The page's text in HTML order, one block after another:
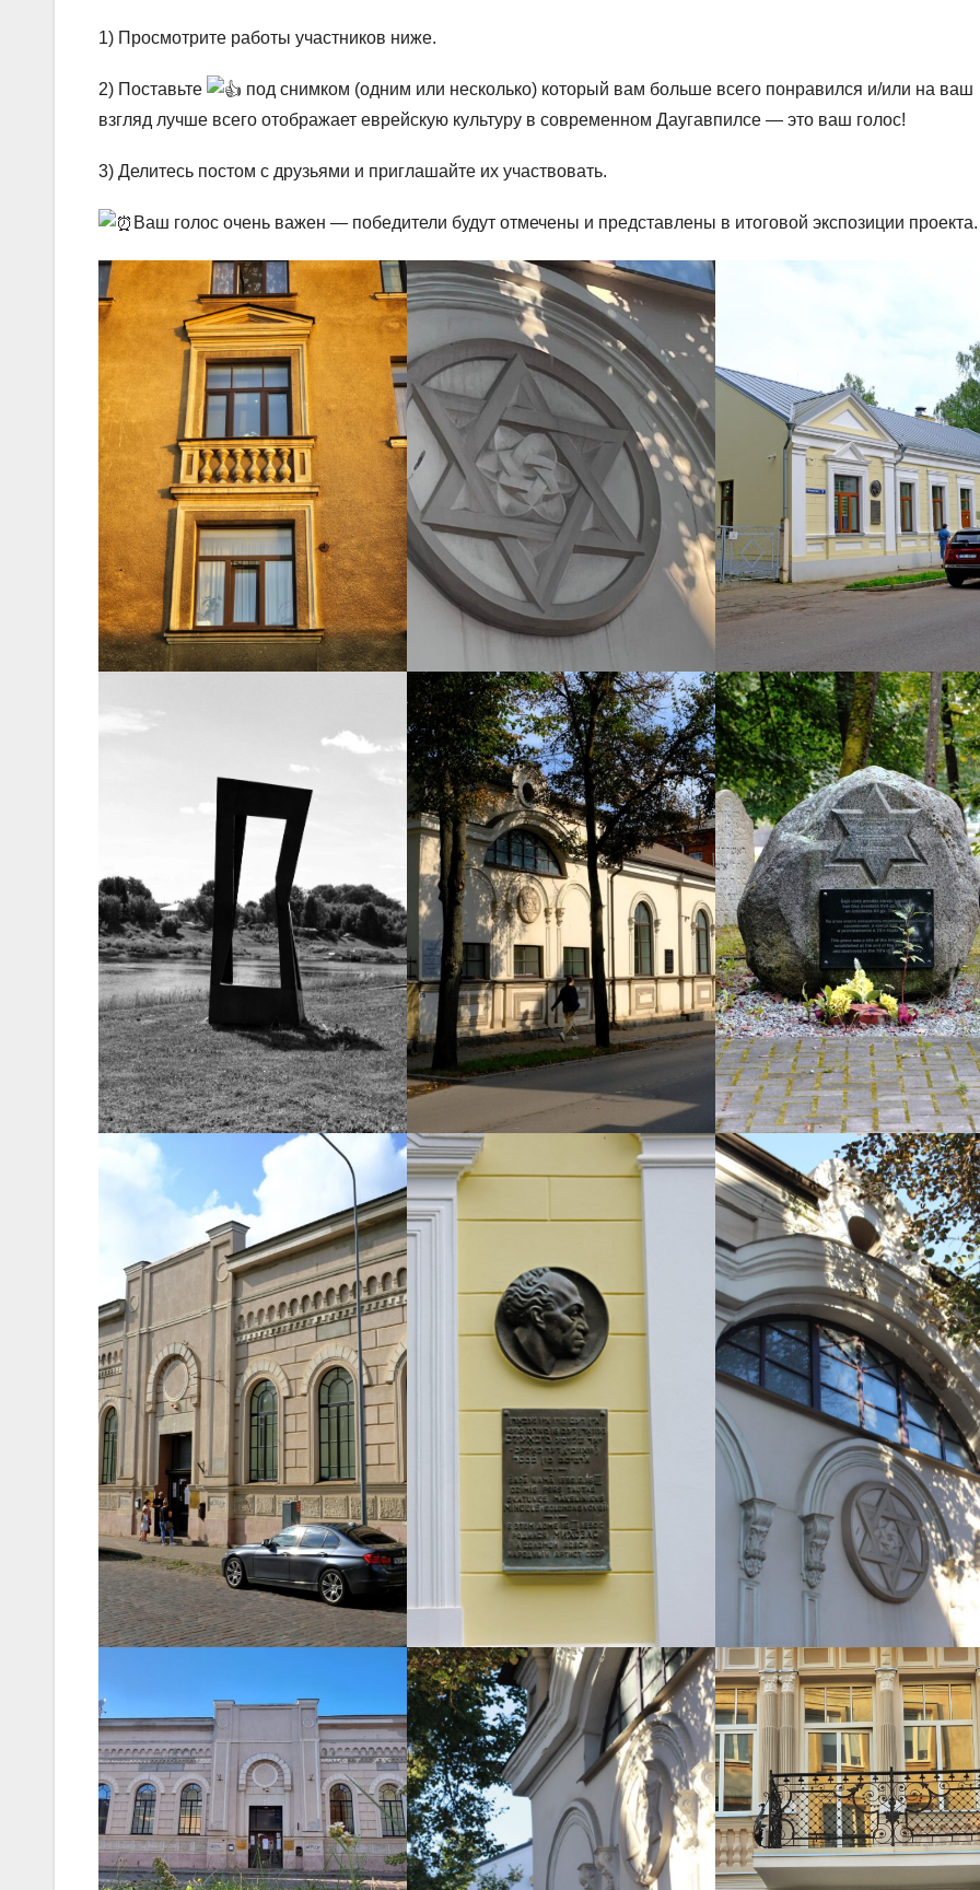
1) Просмотрите работы участников ниже.
2) Поставьте
под снимком (одним или несколько) который вам больше всего понравился и/или на ваш
взгляд лучше всего отображает еврейскую культуру в современном Даугавпилсе — это ваш голос!
3) Делитесь постом с друзьями и приглашайте их участвовать.
Ваш голос очень важен — победители будут отмечены и представлены в итоговой экспозиции проекта.